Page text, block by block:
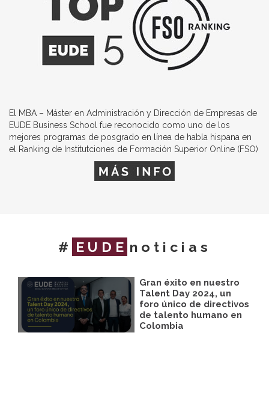
El MBA – Máster en Administración y Dirección de Empresas de
EUDE Business School fue reconocido como uno de los
mejores programas de posgrado en línea de habla hispana en
el Ranking de Institutciones de Formación Superior Online (FSO)
# EUDE noticias
Gran éxito en nuestro
Talent Day 2024, un
foro único de directivos
de talento humano en
Colombia